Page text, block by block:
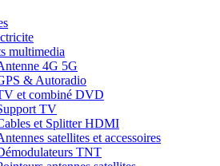
multimedia
4G 5G
& Autoradio
et combiné DVD
TV
et Splitter HDMI
satellites et accessoires
TNT